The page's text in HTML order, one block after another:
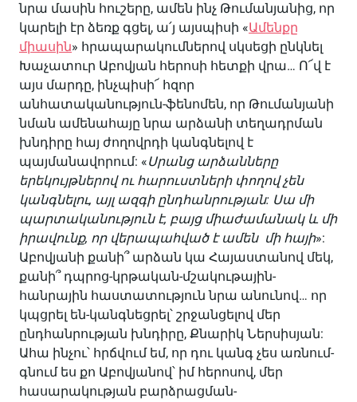
նրա մասին հուշերը, ամեն ինչ Թումանյանից, որ
կարելի էր ձեռք գցել, ա՛յ այսպիսի «Ամենքը
միասին» հրապարակումներով սկսեցի ընկնել
Խաչատուր Աբովյան հերոսի հետքի վրա… Ո՜վ է
այս մարդը, ինչպիսի՜ հզոր
անհատականություն-ֆենոմեն, որ Թումանյանի
նման ամենահայը նրա արձանի տեղադրման
խնդիրը հայ ժողովրդի կանգնելով է
պայմանավորում: «Սրանց արձանները
երեկույթներով ու հարուստների փողով չեն
կանգնելու, այլ ազգի ընդհանրության: Սա մի
պարտականություն է, բայց միաժամանակ և մի
իրավունք, որ վերապահված է ամեն մի հայի»:
Աբովյանի քանի՞ արձան կա Հայաստանով մեկ,
քանի՞ դպրոց-կրթական-մշակութային-
հանրային հաստատություն նրա անունով… որ
կպցրել են-կանգնեցրել՝ շրջանցելով մեր
ընդհանրության խնդիրը, Քնարիկ Ներսիսյան:
Ահա ինչու՝ հրճվում եմ, որ դու կանգ չես առնում-
գնում ես քո Աբովյանով՝ իմ հերոսով, մեր
հասարակության բարձրացման-